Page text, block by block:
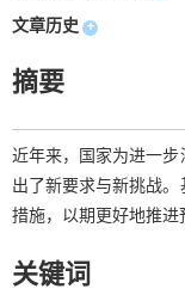
文章历史 +
摘要
近年来，国家为进一
出了新要求与新挑战
措施，以期更好地推进
关键词